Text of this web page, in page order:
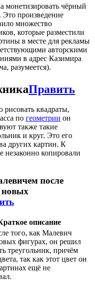
монетизировать чёрный
Это произведение
множество
которые разместили
в месте для рекламы
авторскими
в адрес Казимира
разумеется).
Править
рисовать квадраты,
по геометрии он
также такие
и круг. Это его
других картин. К
незаконно копировали
после
новых
описание
того, как Малевич
фигурах, он решил
треугольник, причём
так как этот цвет он
ещё не